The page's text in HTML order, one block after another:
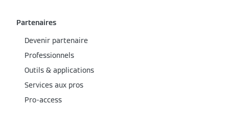
Partenaires
Devenir partenaire
Professionnels
Outils & applications
Services aux pros
Pro-access